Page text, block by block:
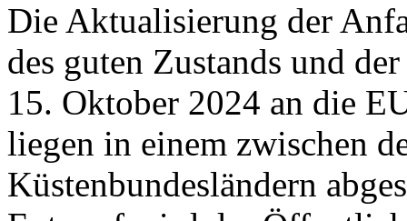
Die Aktualisierung der
des guten Zustands und
15. Oktober 2024 an die
liegen in einem zwischen
Küstenbundesländern